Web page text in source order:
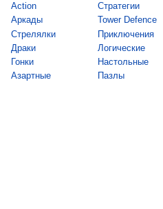
Action
Аркады
Стрелялки
Драки
Гонки
Азартные
Стратегии
Tower Defence
Приключения
Логические
Настольные
Пазлы